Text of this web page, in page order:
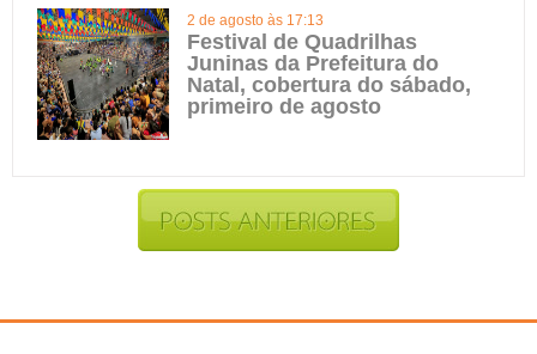
2 de agosto às 17:13
Festival de Quadrilhas
Juninas da Prefeitura do
Natal, cobertura do sábado,
primeiro de agosto